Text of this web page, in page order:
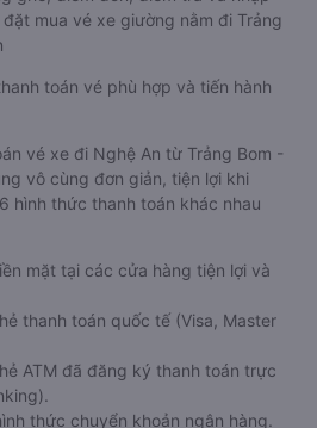
mua vé xe giường nằm đi Trảng
toán vé phù hợp và tiến hành
vé xe đi Nghệ An từ Trảng Bom -
vô cùng đơn giản, tiện lợi khi
hình thức thanh toán khác nhau
mặt tại các cửa hàng tiện lợi và
thanh toán quốc tế (Visa, Master
ATM đã đăng ký thanh toán trực
thức chuyển khoản ngân hàng.